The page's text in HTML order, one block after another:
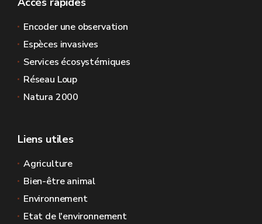
Encoder une observation
Espèces invasives
Services écosystémiques
Réseau Loup
Natura 2000
Liens utiles
Agriculture
Bien-être animal
Environnement
Etat de l'environnement